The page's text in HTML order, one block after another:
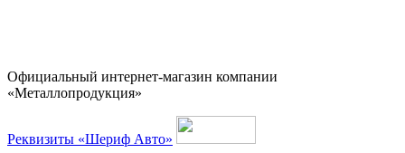
Официальный интернет-магазин компании
«Металлопродукция»
Реквизиты «Шериф Авто»